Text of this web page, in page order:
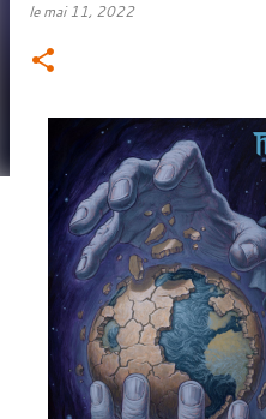
lemai 11, 2022